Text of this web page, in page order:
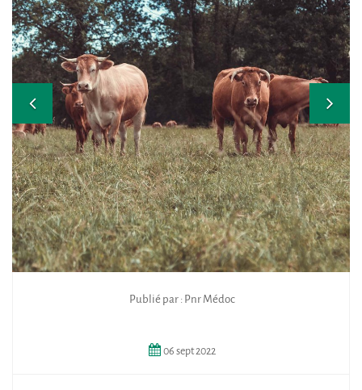
Publié par : Pnr Médoc
06sept2022